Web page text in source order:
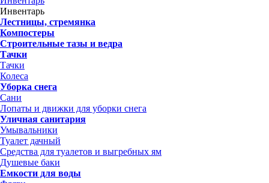
Инвентарь
Лестницы, стремянка
Компостеры
Строительные тазы и ведра
Тачки
Тачки
Колеса
Уборка снега
Сани
Лопаты и движки для уборки снега
Уличная санитария
Умывальники
Туалет дачный
Средства для туалетов и выгребных ям
Душевые баки
Емкости для воды